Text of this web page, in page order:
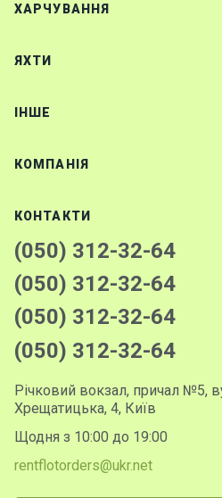
ХАРЧУВАННЯ
ЯХТИ
IНШЕ
КОМПАНІЯ
КОНТАКТИ
(050) 312-32-64
(050) 312-32-64
(050) 312-32-64
(050) 312-32-64
Річковий вокзал, причал №5,
Хрещатицька, 4, Київ
Щодня з 10:00 до 19:00
rentflotorders@ukr.net